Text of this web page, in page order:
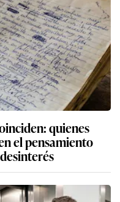
quienes
el pensamiento